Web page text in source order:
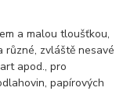
a malou tloušťkou,
různé, zvláště nesavé
apod., pro
papírových